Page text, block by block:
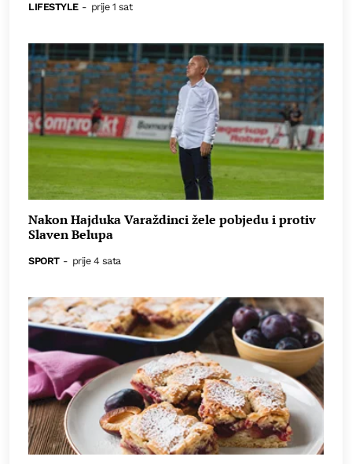
LIFESTYLE - prije 1 sat
Nakon Hajduka Varaždinci žele pobjedu i protiv
Slaven Belupa
SPORT - prije 4 sata